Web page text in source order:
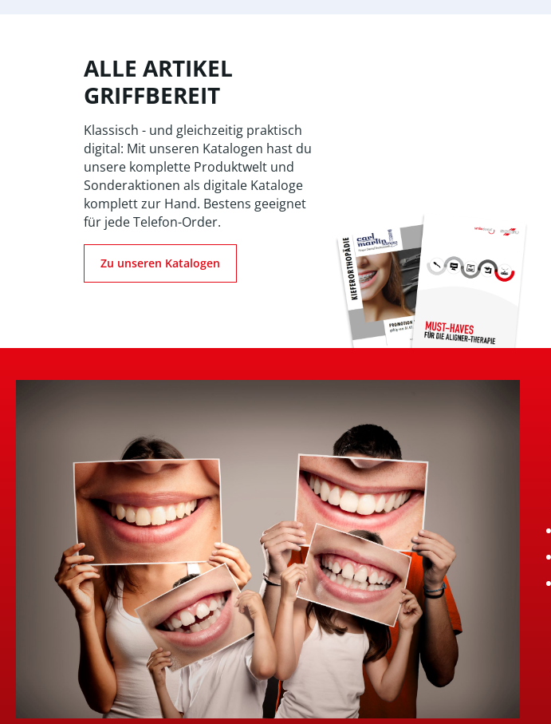
ALLE ARTIKEL
GRIFFBEREIT
Klassisch - und gleichzeitig praktisch
digital: Mit unseren Katalogen hast du
unsere komplette Produktwelt und
Sonderaktionen als digitale Kataloge
komplett zur Hand. Bestens geeignet
für jede Telefon-Order.
Zu unseren Katalogen